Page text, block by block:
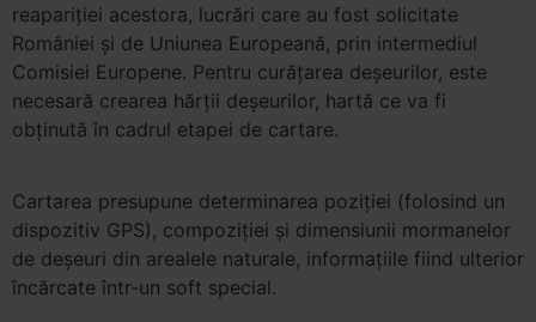
reapariţiei acestora, lucrări care au fost solicitate
României şi de Uniunea Europeană, prin intermediul
Comisiei Europene. Pentru curăţarea deşeurilor, este
necesară crearea hărţii deşeurilor, hartă ce va fi
obţinută în cadrul etapei de cartare.
Cartarea presupune determinarea poziţiei (folosind un
dispozitiv GPS), compoziţiei şi dimensiunii mormanelor
de deşeuri din arealele naturale, informaţiile fiind ulterior
încărcate într-un soft special.